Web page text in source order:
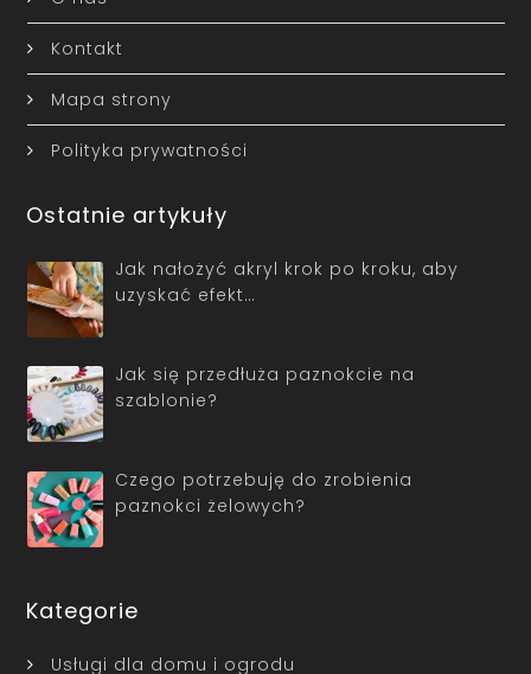
Kontakt
Mapa strony
Polityka prywatności
Ostatnie artykuły
Jak nałożyć akryl krok po kroku, aby
uzyskać efekt…
Jak się przedłuża paznokcie na
szablonie?
Czego potrzebuję do zrobienia
paznokci żelowych?
Kategorie
Usługi dla domu i ogrodu